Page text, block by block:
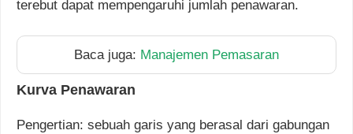
terebut dapat mempengaruhi jumlah penawaran.
Baca juga: Manajemen Pemasaran
Kurva Penawaran
Pengertian: sebuah garis yang berasal dari gabungan